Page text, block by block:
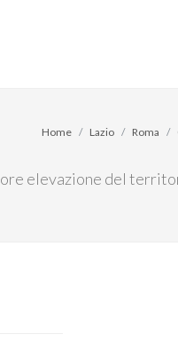
elevazione del
Home Lazio Roma